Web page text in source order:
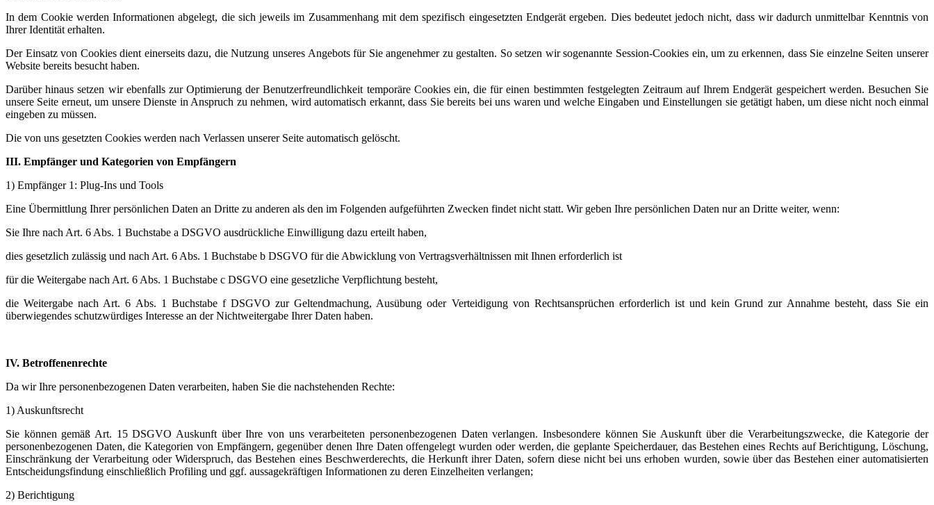
In dem Cookie werden Informationen abgelegt, die sich jeweils im Zusammenhang mit dem spezifisch eingesetzten Endgerät ergeben. Dies bedeutet jedoch nicht, dass wir dadurch unmittelbar Kenntnis von
Ihrer Identität erhalten.
Der Einsatz von Cookies dient einerseits dazu, die Nutzung unseres Angebots für Sie angenehmer zu gestalten. So setzen wir sogenannte Session-Cookies ein, um zu erkennen, dass Sie einzelne Seiten unserer
Website bereits besucht haben.
Darüber hinaus setzen wir ebenfalls zur Optimierung der Benutzerfreundlichkeit temporäre Cookies ein, die für einen bestimmten festgelegten Zeitraum auf Ihrem Endgerät gespeichert werden. Besuchen Sie
unsere Seite erneut, um unsere Dienste in Anspruch zu nehmen, wird automatisch erkannt, dass Sie bereits bei uns waren und welche Eingaben und Einstellungen sie getätigt haben, um diese nicht noch einmal
eingeben zu müssen.
Die von uns gesetzten Cookies werden nach Verlassen unserer Seite automatisch gelöscht.
III. Empfänger und Kategorien von Empfängern
1) Empfänger 1: Plug-Ins und Tools
Eine Übermittlung Ihrer persönlichen Daten an Dritte zu anderen als den im Folgenden aufgeführten Zwecken findet nicht statt. Wir geben Ihre persönlichen Daten nur an Dritte weiter, wenn:
Sie Ihre nach Art. 6 Abs. 1 Buchstabe a DSGVO ausdrückliche Einwilligung dazu erteilt haben,
dies gesetzlich zulässig und nach Art. 6 Abs. 1 Buchstabe b DSGVO für die Abwicklung von Vertragsverhältnissen mit Ihnen erforderlich ist
für die Weitergabe nach Art. 6 Abs. 1 Buchstabe c DSGVO eine gesetzliche Verpflichtung besteht,
die Weitergabe nach Art. 6 Abs. 1 Buchstabe f DSGVO zur Geltendmachung, Ausübung oder Verteidigung von Rechtsansprüchen erforderlich ist und kein Grund zur Annahme besteht, dass Sie ein
überwiegendes schutzwürdiges Interesse an der Nichtweitergabe Ihrer Daten haben.
IV. Betroffenenrechte
Da wir Ihre personenbezogenen Daten verarbeiten, haben Sie die nachstehenden Rechte:
1) Auskunftsrecht
Sie können gemäß Art. 15 DSGVO Auskunft über Ihre von uns verarbeiteten personenbezogenen Daten verlangen. Insbesondere können Sie Auskunft über die Verarbeitungszwecke, die Kategorie der
personenbezogenen Daten, die Kategorien von Empfängern, gegenüber denen Ihre Daten offengelegt wurden oder werden, die geplante Speicherdauer, das Bestehen eines Rechts auf Berichtigung, Löschung,
Einschränkung der Verarbeitung oder Widerspruch, das Bestehen eines Beschwerderechts, die Herkunft ihrer Daten, sofern diese nicht bei uns erhoben wurden, sowie über das Bestehen einer automatisierten
Entscheidungsfindung einschließlich Profiling und ggf. aussagekräftigen Informationen zu deren Einzelheiten verlangen;
2) Berichtigung